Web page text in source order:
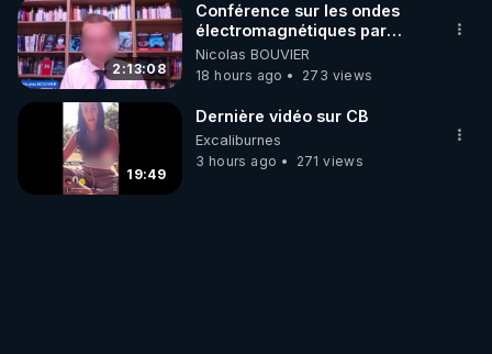
2:13:08
Conférence sur les ondes
électromagnétiques par
Grégoire Caustru et Bart de
Wever !
Nicolas BOUVIER
18 hours ago
273 views
19:49
Dernière vidéo sur CB
Excaliburnes
3 hours ago
271 views